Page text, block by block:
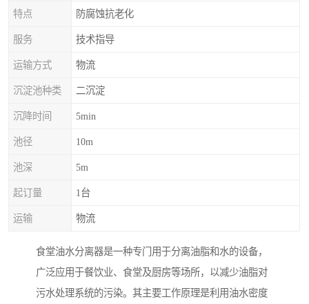
特点 防腐蚀抗老化
服务 技术指导
运输方式 物流
沉淀池种类 二沉淀
沉降时间 5min
池径 10m
池深 5m
起订量 1台
运输 物流
食堂油水分离器是一种专门用于分离油脂和水的设备，
广泛应用于餐饮业、食堂及厨房等场所，以减少油脂对
污水处理系统的污染。其主要工作原理是利用油水密度